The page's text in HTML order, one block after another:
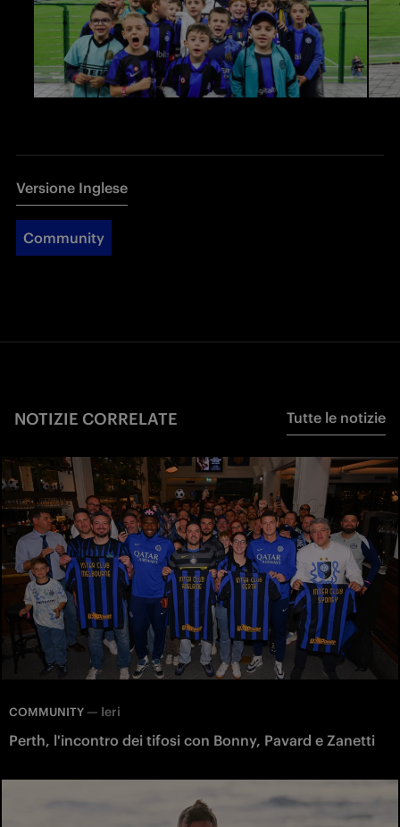
Versione Inglese
Community
NOTIZIE CORRELATE Tutte le notizie
COMMUNITY — Ieri
Perth, l'incontro dei tifosi con Bonny, Pavard e Zanetti